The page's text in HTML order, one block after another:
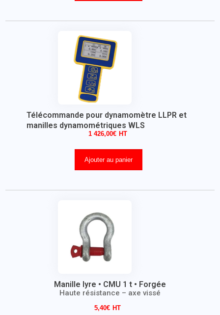
Télécommande pour dynamomètre LLPR et
manilles dynamométriques WLS
1 426,00€
Ajouter au panier
Manille lyre • CMU 1 t • Forgée
Haute résistance – axe vissé
5,40€